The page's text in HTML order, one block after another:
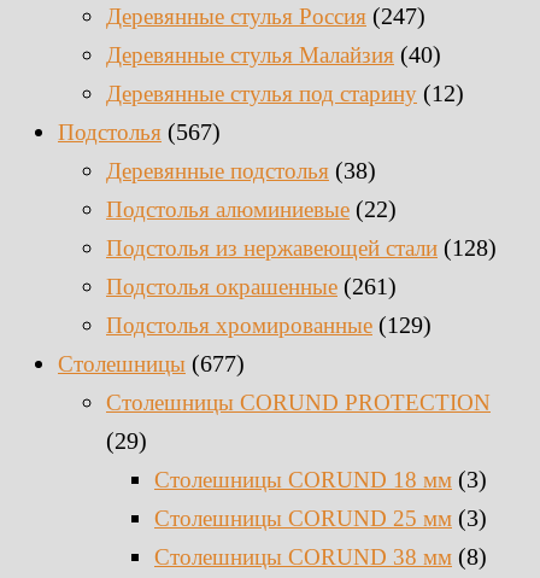
Деревянные стулья Россия (247)
Деревянные стулья Малайзия (40)
Деревянные стулья под старину (12)
Подстолья (567)
Деревянные подстолья (38)
Подстолья алюминиевые (22)
Подстолья из нержавеющей стали (128)
Подстолья окрашенные (261)
Подстолья хромированные (129)
Столешницы (677)
Столешницы CORUND PROTECTION
(29)
Столешницы CORUND 18 мм (3)
Столешницы CORUND 25 мм (3)
Столешницы CORUND 38 мм (8)